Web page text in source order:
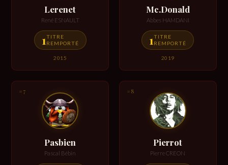
Lerenet
René ESNAULT
1TITRE
REMPORTÉ
2015
Mc.Donald
Abbes HAMDANI
1TITRE
REMPORTÉ
2019
#7
Pasbien
Pascal Bébin
#8
Pierrot
Pierre CREON